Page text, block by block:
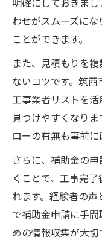
わせがスムーズに
ことができます。
また、見積もりを
ないコツです。筑
工事業者リストを
見つけやすくなり
ローの有無も事前に
さらに、補助金の
くことで、工事完
れます。経験者の
で補助金申請に手
めの情報収集が大切